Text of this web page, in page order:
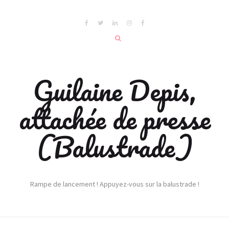
Guilaine Depis,
attachée de presse
(Balustrade)
Rampe de lancement ! Appuyez-vous sur la balustrade !